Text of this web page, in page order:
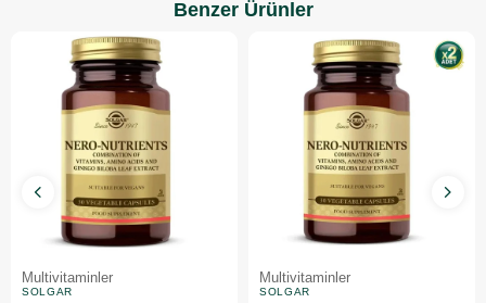
Benzer Ürünler
Multivitaminler
SOLGAR
Multivitaminler
SOLGAR